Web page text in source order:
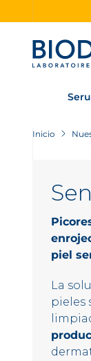
Inicio
piel
La
pieles